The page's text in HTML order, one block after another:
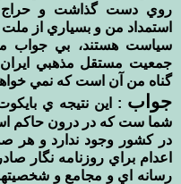
روي دست گذاشت و حراج
استمداد من و بسياري از ملت
سياست هستند، بي جواب
جمعيت مستقل مذهبي
گناه من آن است كه نمي
جواب : اين نتيجه ي
شما ست كه در درون حاكم
در كشور وجود ندارد و هر
اعدام براي روزنامه نگار
رسانه اي و مجامع و